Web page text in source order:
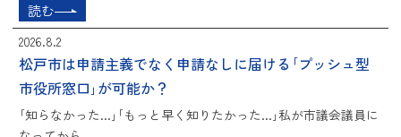
読む
2026.8.2
松戸市は申請主義でなく申請なしに届ける｢プッシュ型
市役所窓口｣が可能か？
｢知らなかった...｣｢もっと早く知りたかった...｣私が市議会議員に